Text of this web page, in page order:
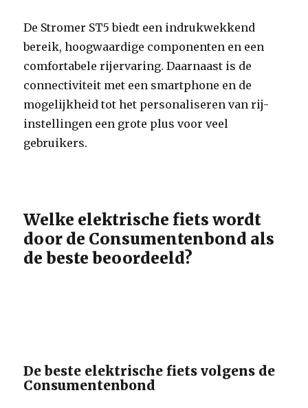
De Stromer ST5 biedt een indrukwekkend
bereik, hoogwaardige componenten en een
comfortabele rijervaring. Daarnaast is de
connectiviteit met een smartphone en de
mogelijkheid tot het personaliseren van rij-
instellingen een grote plus voor veel
gebruikers.
Welke elektrische fiets wordt
door de Consumentenbond als
de beste beoordeeld?
De beste elektrische fiets volgens de
Consumentenbond